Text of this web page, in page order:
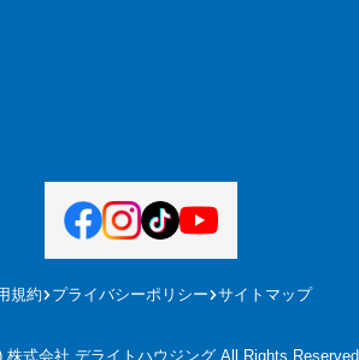
規約 プライバシーポリシー サイトマップ
株式会社 デライトハウジング All Rights Reserved.